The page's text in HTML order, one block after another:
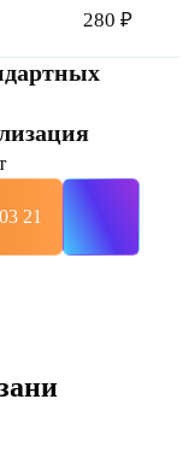
280 ₽
21